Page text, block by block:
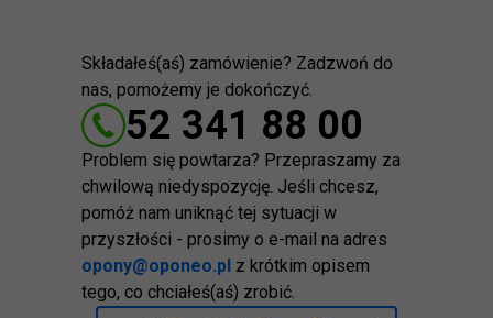
Składałeś(aś) zamówienie? Zadzwoń do
nas, pomożemy je dokończyć.
52 341 88 00
Problem się powtarza? Przepraszamy za
chwilową niedyspozycję. Jeśli chcesz,
pomóż nam uniknąć tej sytuacji w
przyszłości - prosimy o e-mail na adres
opony@oponeo.pl z krótkim opisem
tego, co chciałeś(aś) zrobić.